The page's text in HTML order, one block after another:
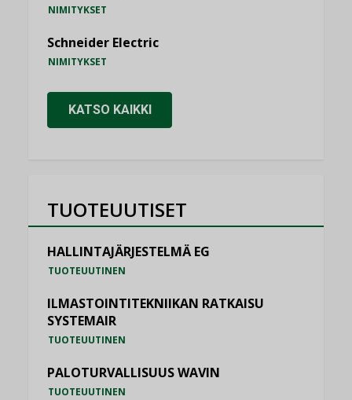
NIMITYKSET
Schneider Electric
NIMITYKSET
KATSO KAIKKI
TUOTEUUTISET
HALLINTAJÄRJESTELMÄ EG
TUOTEUUTINEN
ILMASTOINTITEKNIIKAN RATKAISU
SYSTEMAIR
TUOTEUUTINEN
PALOTURVALLISUUS WAVIN
TUOTEUUTINEN